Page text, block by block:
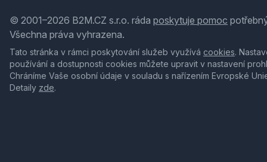
© 2001–2026 B2M.CZ s.r.o. ráda poskytuje pomoc
Všechna práva vyhrazena.
Tato stránka v rámci poskytování služeb využívá cookies.
používání a dostupnosti cookies můžete upravit v nastavení
Chráníme Vaše osobní údaje v souladu s nařízením Evropské
Detaily zde.